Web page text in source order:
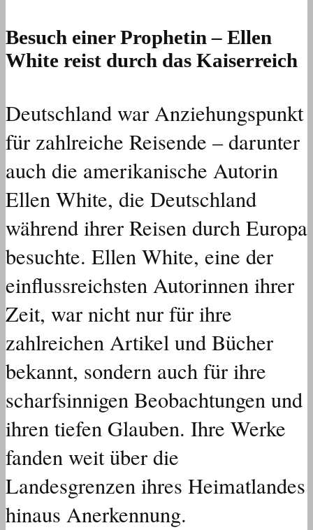
Besuch einer Prophetin – Ellen
White reist durch das Kaiserreich
Deutschland war Anziehungspunkt
für zahlreiche Reisende – darunter
auch die amerikanische Autorin
Ellen White, die Deutschland
während ihrer Reisen durch Europa
besuchte. Ellen White, eine der
einflussreichsten Autorinnen ihrer
Zeit, war nicht nur für ihre
zahlreichen Artikel und Bücher
bekannt, sondern auch für ihre
scharfsinnigen Beobachtungen und
ihren tiefen Glauben. Ihre Werke
fanden weit über die
Landesgrenzen ihres Heimatlandes
hinaus Anerkennung.